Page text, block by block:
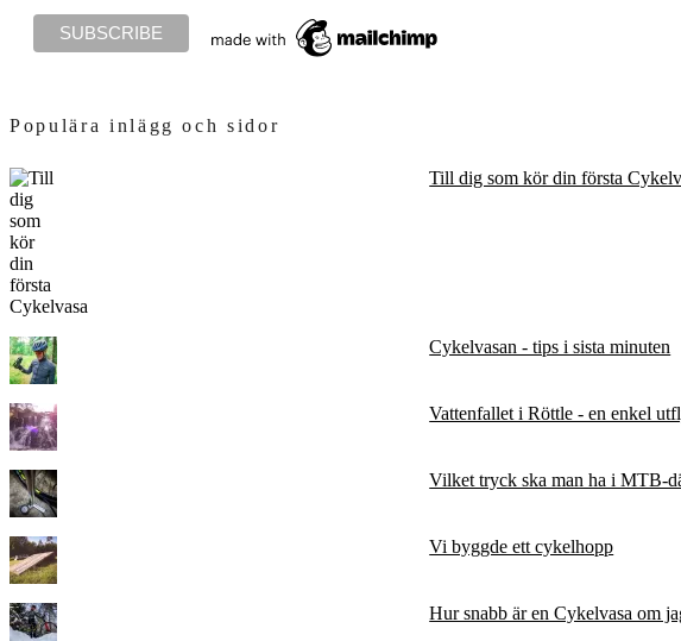
Populära inlägg och sidor
Till dig som kör din första
Cykelvasan - tips i sista minuten
Vattenfallet i Röttle - en enkel
Vilket tryck ska man ha i MTB-
Vi byggde ett cykelhopp
Hur snabb är en Cykelvasa om